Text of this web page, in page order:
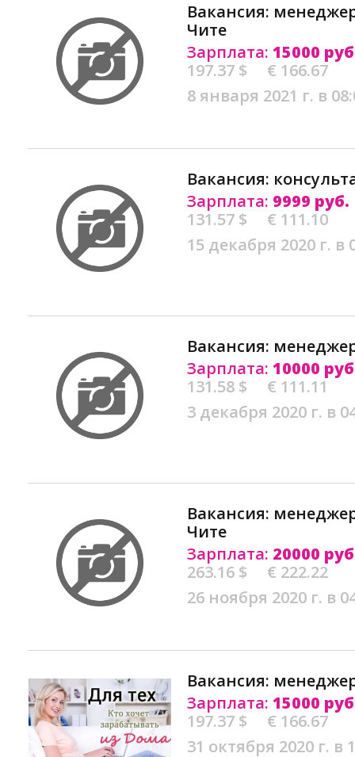
Вакансия:
Чите
Зарплата: 15000
197.37 $
€ 166.67
8 января 2021 г. в
Вакансия:
Зарплата: 9999 руб.
131.57 $
€ 111.10
15 декабря 2020 г. в
Вакансия:
Зарплата: 10000
131.58 $
€ 111.11
3 декабря 2020 г. в
Вакансия:
Чите
Зарплата: 20000
263.16 $
€ 222.22
26 ноября 2020 г. в
Вакансия:
Зарплата: 15000
197.37 $
€ 166.67
31 октября 2020 г. в